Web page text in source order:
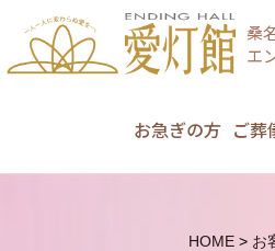
桑
エ
お急ぎの方 ご葬
HOME > お